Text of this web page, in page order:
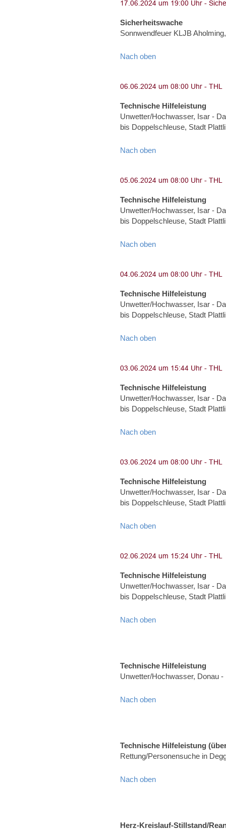
Sicherheitswache
Sonnwendfeuer KLJB
Nach oben
Technische Hilfeleistung
Unwetter/Hochwasser, Isar -
bis Doppelschleuse, Stadt
Nach oben
Technische Hilfeleistung
Unwetter/Hochwasser, Isar -
bis Doppelschleuse, Stadt
Nach oben
Technische Hilfeleistung
Unwetter/Hochwasser, Isar -
bis Doppelschleuse, Stadt
Nach oben
Technische Hilfeleistung
Unwetter/Hochwasser, Isar -
bis Doppelschleuse, Stadt
Nach oben
Technische Hilfeleistung
Unwetter/Hochwasser, Isar -
bis Doppelschleuse, Stadt
Nach oben
Technische Hilfeleistung
Unwetter/Hochwasser, Isar -
bis Doppelschleuse, Stadt
Nach oben
Technische Hilfeleistung
Unwetter/Hochwasser, Donau
Nach oben
Technische Hilfeleistung
Rettung/Personensuche in
Nach oben
Herz-Kreislauf-Stillstand/